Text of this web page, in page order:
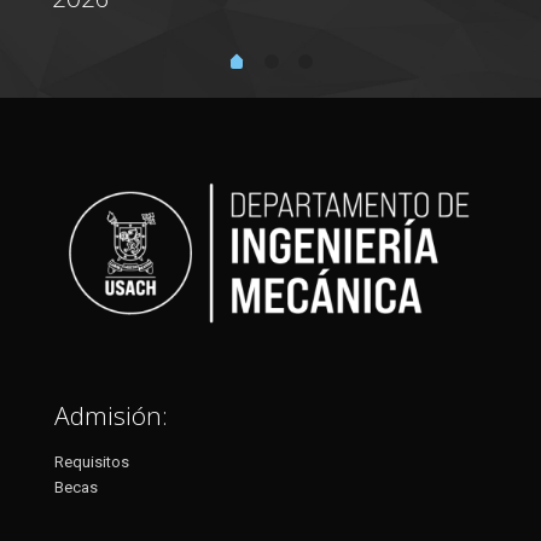
Admisión:
Requisitos
Becas